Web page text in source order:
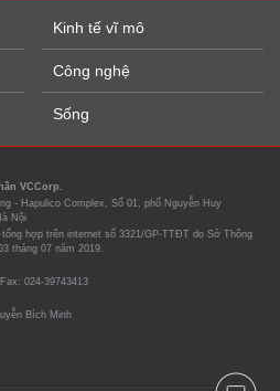
Kinh tế vĩ mô
Công nghệ
Sống
VCCorp.
- Hapulico Complex, Số 01, phố Nguyễn Huy
Nội
hợp trên internet số 3321/GP-TTĐT do Sở Thông
tháng 07 năm 2019.
024-39743413
Bích Minh